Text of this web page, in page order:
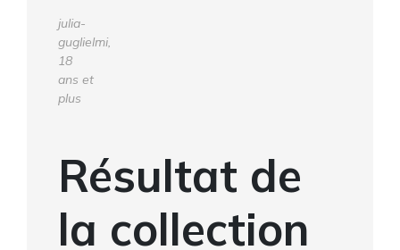
julia-
guglielmi,
18
ans et
plus
Résultat de
la collection